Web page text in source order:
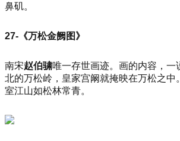
鼻矶。
27-《万松金阙图》
南宋赵伯骕唯一存世画迹。画的内容，一
北的万松岭，皇家宫阚就掩映在万松之中
室江山如松林常青。